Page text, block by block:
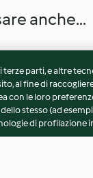
anche...
parti, e altre
al fine di
con le loro
stesso (ad
di profilazione